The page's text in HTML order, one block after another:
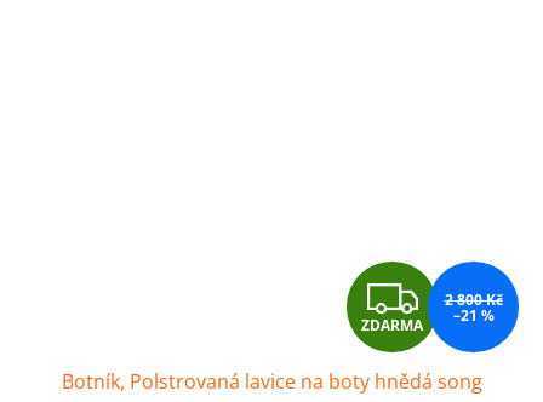
Z
D
ZDARMA
2 800 Kč
–21 %
Botník, Polstrovaná lavice na boty hnědá song